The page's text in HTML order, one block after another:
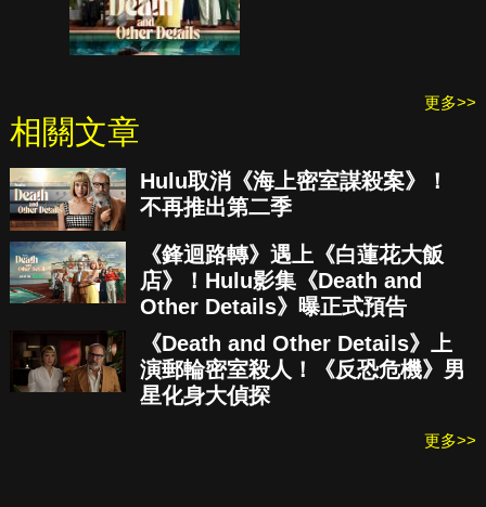
更多>>
相關文章
Hulu取消《海上密室謀殺案》！
不再推出第二季
《鋒迴路轉》遇上《白蓮花大飯
店》！Hulu影集《Death and
Other Details》曝正式預告
《Death and Other Details》上
演郵輪密室殺人！《反恐危機》男
星化身大偵探
更多>>